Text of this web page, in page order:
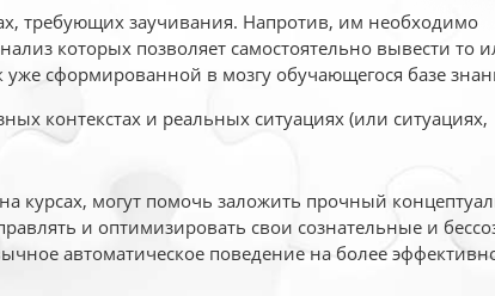
требующих заучивания. Напротив, им необходимо
которых позволяет самостоятельно вывести то
сформированной в мозгу обучающегося базе
контекстах и реальных ситуациях (или ситуациях,
курсах, могут помочь заложить прочный
и оптимизировать свои сознательные и
автоматическое поведение на более